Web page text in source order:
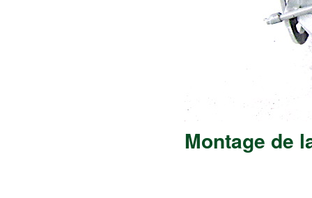
Montage de